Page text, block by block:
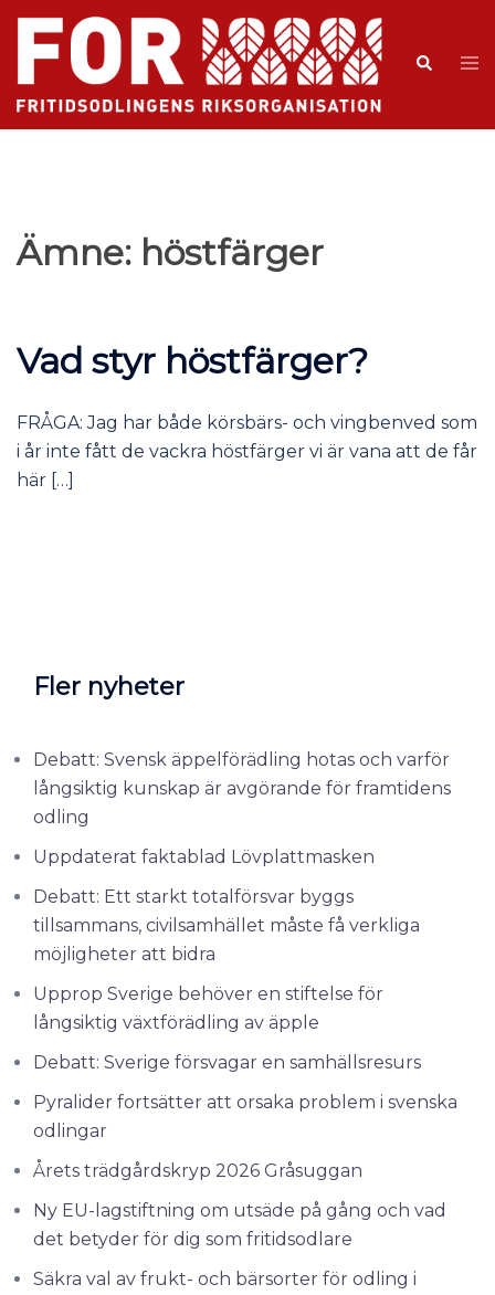
Ämne: höstfärger
Vad styr höstfärger?
FRÅGA: Jag har både körsbärs- och vingbenved som
i år inte fått de vackra höstfärger vi är vana att de får
här […]
Fler nyheter
Debatt: Svensk äppelförädling hotas och varför
långsiktig kunskap är avgörande för framtidens
odling
Uppdaterat faktablad Lövplattmasken
Debatt: Ett starkt totalförsvar byggs
tillsammans, civilsamhället måste få verkliga
möjligheter att bidra
Upprop Sverige behöver en stiftelse för
långsiktig växtförädling av äpple
Debatt: Sverige försvagar en samhällsresurs
Pyralider fortsätter att orsaka problem i svenska
odlingar
Årets trädgårdskryp 2026 Gråsuggan
Ny EU-lagstiftning om utsäde på gång och vad
det betyder för dig som fritidsodlare
Säkra val av frukt- och bärsorter för odling i